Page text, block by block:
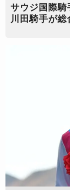
サウジ国際
川田騎手が総